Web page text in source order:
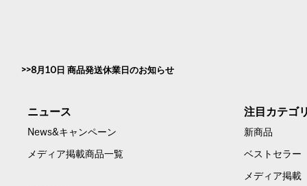
8月10日 商品発送休業日のお知らせ
ニュース
News&キャンペーン
メディア掲載商品一覧
注目カテゴ
新商品
ベストセラー
メディア掲載